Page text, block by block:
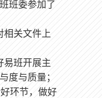
班委参加了
相关文件上
易班开展主
度与质量；
环节，做好